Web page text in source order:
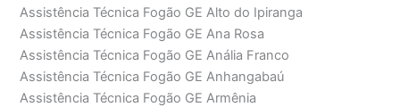
Assistência Técnica Fogão GE Alto do Ipiranga
Assistência Técnica Fogão GE Ana Rosa
Assistência Técnica Fogão GE Anália Franco
Assistência Técnica Fogão GE Anhangabaú
Assistência Técnica Fogão GE Armênia